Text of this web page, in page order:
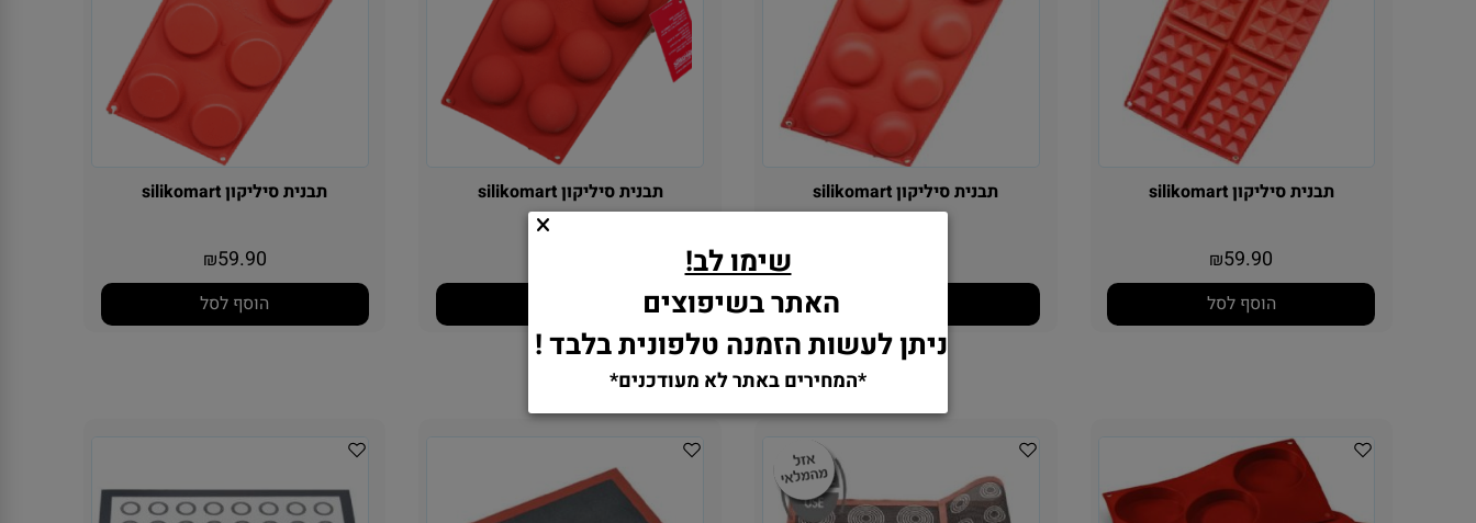
תבנית סיליקון silikomart
₪59.90
הוסף לסל
תבנית סיליקון silikomart תבנית סיליקון silikomart תבנית סיליקון silikomart
₪59.90
הוסף לסל
שימו לב!
האתר בשיפוצים
ניתן לעשות הזמנה טלפונית בלבד !
*המחירים באתר לא מעודכנים*